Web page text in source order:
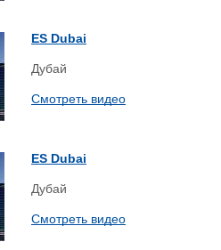
ES Dubai
Дубай
Смотреть видео
ES Dubai
Дубай
Смотреть видео